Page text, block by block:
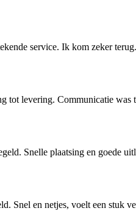
service. Ik kom zeker terug.
tot levering. Communicatie was
Snelle plaatsing en goede
Snel en netjes, voelt een stuk